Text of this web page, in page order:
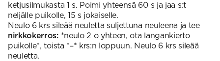
ketjusilmukasta 1 s. Poimi yhteensä 60 s ja jaa s:t
neljälle puikolle, 15 s jokaiselle.
Neulo 6 krs sileää neuletta suljettuna neuleena ja tee
nirkkokerros:*neulo 2 o yhteen, ota langankierto
puikolle*, toista *–* krs:n loppuun. Neulo 6 krs sileää
neuletta.